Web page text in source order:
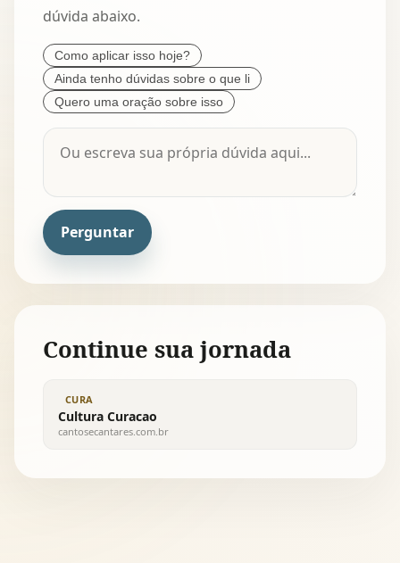
dúvida abaixo.
Como aplicar isso hoje?
Ainda tenho dúvidas sobre o que li
Quero uma oração sobre isso
Perguntar
Continue sua jornada
CURA
Cultura Curacao
cantosecantares.com.br